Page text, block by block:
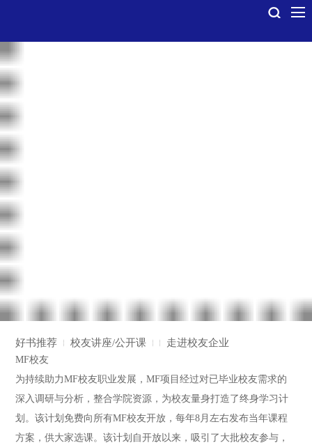
好书推荐 校友讲座/公开课 走进校友企业
MF校友
为持续助力MF校友职业发展，MF项目经过对已毕业校友需求的
深入调研与分析，整合学院资源，为校友量身打造了终身学习计
划。该计划免费向所有MF校友开放，每年8月左右发布当年课程
方案，供大家选课。该计划自开放以来，吸引了大批校友参与，